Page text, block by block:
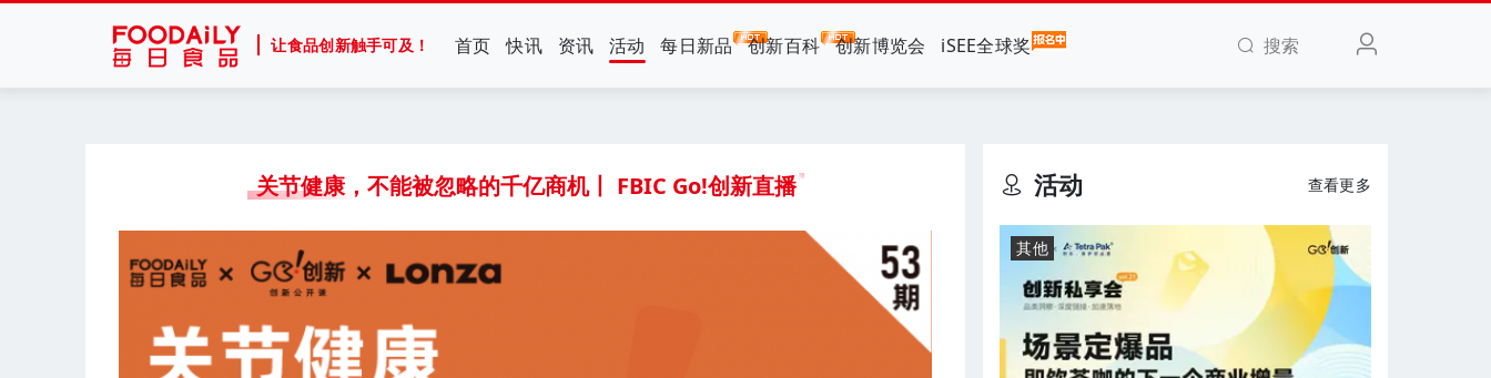
让食品创新触手可及！ 首页 快讯 资讯 活动 每日新品 创新百科 创新博览会 iSEE全球奖 搜索
关节健康，不能被忽略的千亿商机丨 FBIC Go!创新直播 活动 查看更多
其他